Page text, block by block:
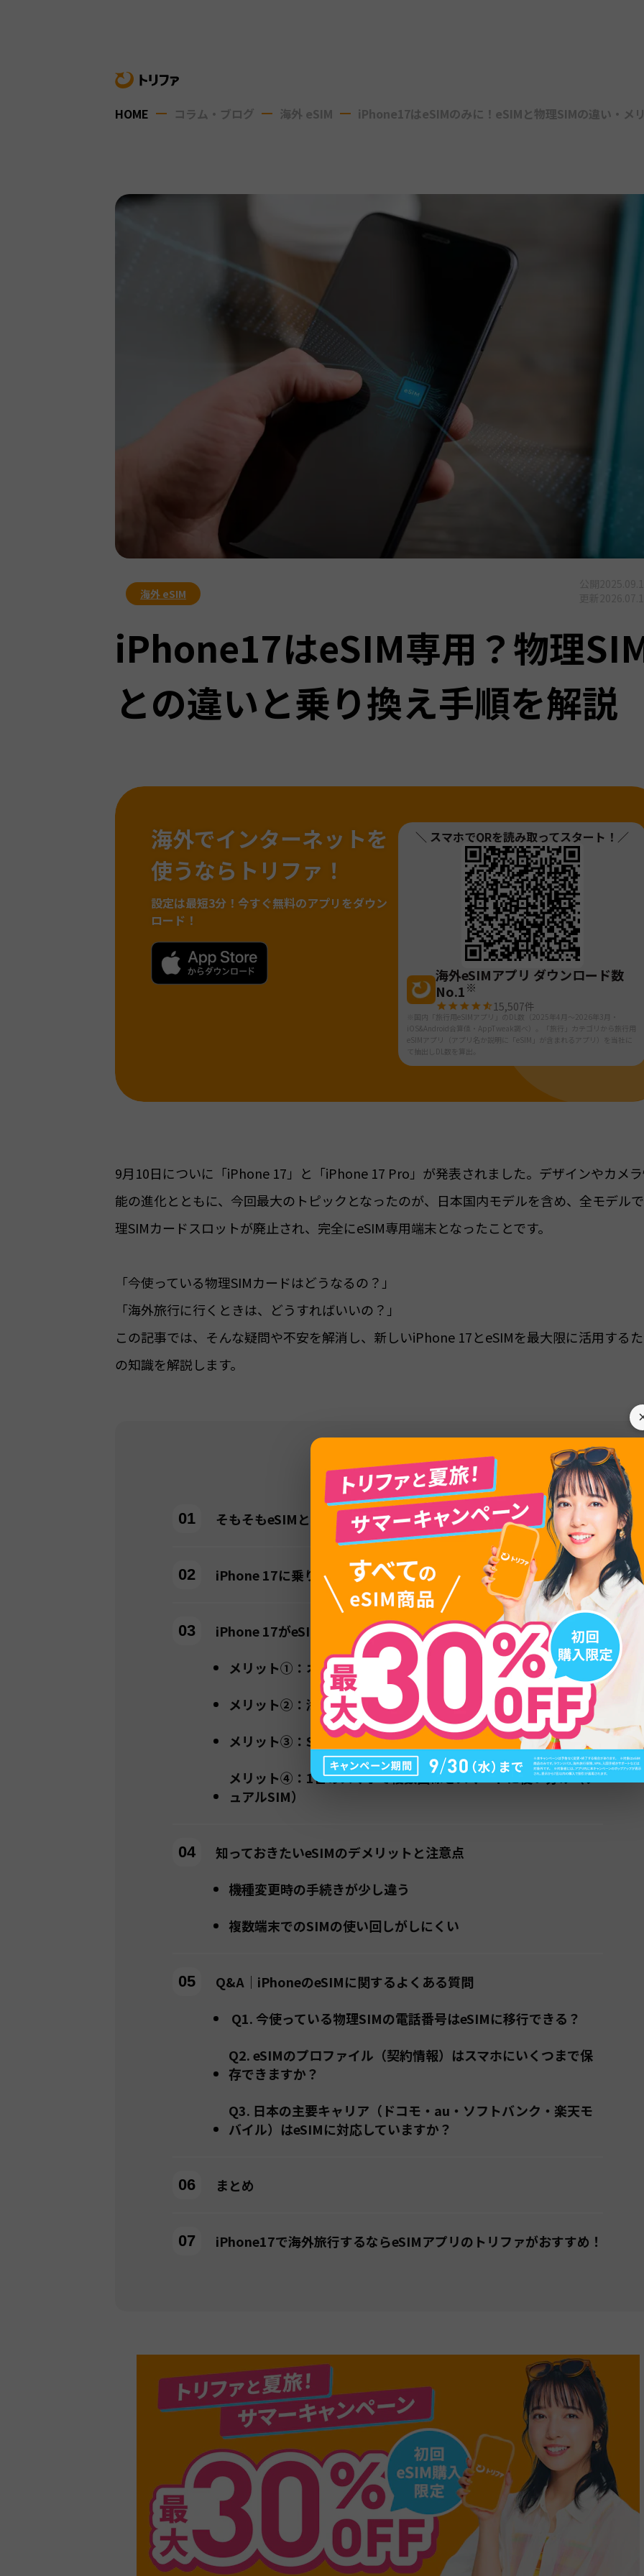
HOME コラム・ブログ 海外 eSIM iPhone17はeSIMのみに！eSIMと物理SIMの違い・メ
海外 eSIM
iPhone17はeSIM専用？物理
との違いと乗り換え手順を解説
海外でインターネットを
使うならトリファ！
設定は最短3分！ 今すぐ無料のアプリをダウン
ロード！
＼ スマホでQRを読み取ってスタート！／
海外eSIMアプリ ダウンロード数
No.1※
15,507件
※国内「旅行用eSIMアプリ」のDL数（2025年4月～2026年3月・
iOS&Android合算値・AppTweak調べ）。「旅行」カテゴリから旅行用
eSIMアプリ（アプリ名か説明に「eSIM」が含まれるアプリ）を当社に
て抽出しDL数を算出。
9月10日についに「iPhone 17」と「iPhone 17 Pro」が発表されました。デザインやカメ
能の進化とともに、今回最大のトピックとなったのが、日本国内モデルを含め、全モデル
理SIMカードスロットが廃止され、完全にeSIM専用端末となったことです。
「今使っている物理SIMカードはどうなるの？」
「海外旅行に行くときは、どうすればいいの？」
この記事では、そんな疑問や不安を解消し、新しいiPhone 17とeSIMを最大限に活用する
の知識を解説します。
目次
そもそもeSIMとは？物理SIMとの違いを解説
iPhone 17に乗り換える時に気をつけるべきことは？
iPhone 17がeSIMのみ対応になる4つのメリット
メリット①：オンラインで契約・即日開通
メリット②：海外旅行・出張が劇的に便利に
メリット③：SIMカード紛失・破損のリスクがゼロに
メリット④：1台のスマホで複数回線をスマートに使い分け（デ
ュアルSIM）
知っておきたいeSIMのデメリットと注意点
機種変更時の手続きが少し違う
複数端末でのSIMの使い回しがしにくい
Q&A｜iPhoneのeSIMに関するよくある質問
Q1. 今使っている物理SIMの電話番号はeSIMに移行できる？
Q2. eSIMのプロファイル（契約情報）はスマホにいくつまで保
存できますか？
Q3. 日本の主要キャリア（ドコモ・au・ソフトバンク・楽天モ
バイル）はeSIMに対応していますか？
まとめ
iPhone17で海外旅行するならeSIMアプリのトリファがおすすめ！